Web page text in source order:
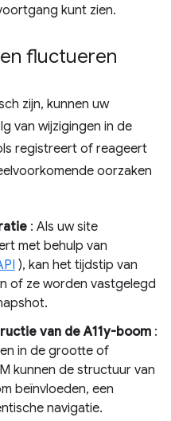
kunt zien.
fluctueren
zijn, kunnen uw
van wijzigingen in de
registreert of reageert
oorzaken
: Als uw site
met behulp van
), kan het tijdstip van
of ze worden vastgelegd
van de A11y-boom :
in de grootte of
kunnen de structuur van
beïnvloeden, een
navigatie.